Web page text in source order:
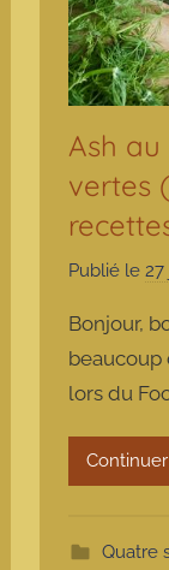
Ash
vertes
Publié le
Bonjour,
beaucoup
lors du
Quatre